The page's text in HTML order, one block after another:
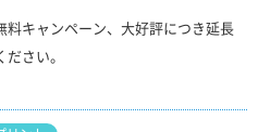
キャンペーン、大好評につき延長
さい。